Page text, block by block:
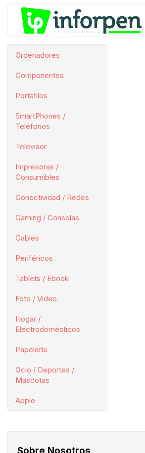
Ordenadores
Componentes
Portátiles
SmartPhones /
Teléfonos
Televisor
Impresoras /
Consumibles
Conectividad / Redes
Gaming / Consolas
Cables
Periféricos
Tablets / Ebook
Foto / Video
Hogar /
Electrodomésticos
Papelería
Ocio / Deportes /
Mascotas
Apple
Sobre Nosotros